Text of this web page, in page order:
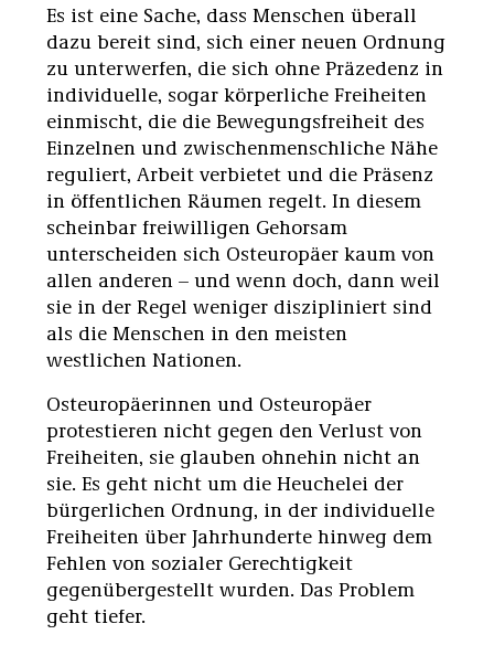
Es ist eine Sache, dass Menschen überall
dazu bereit sind, sich einer neuen Ordnung
zu unterwerfen, die sich ohne Präzedenz in
individuelle, sogar körperliche Freiheiten
einmischt, die die Bewegungsfreiheit des
Einzelnen und zwischenmenschliche Nähe
reguliert, Arbeit verbietet und die Präsenz
in öffentlichen Räumen regelt. In diesem
scheinbar freiwilligen Gehorsam
unterscheiden sich Osteuropäer kaum von
allen anderen – und wenn doch, dann weil
sie in der Regel weniger diszipliniert sind
als die Menschen in den meisten
westlichen Nationen.
Osteuropäerinnen und Osteuropäer
protestieren nicht gegen den Verlust von
Freiheiten, sie glauben ohnehin nicht an
sie. Es geht nicht um die Heuchelei der
bürgerlichen Ordnung, in der individuelle
Freiheiten über Jahrhunderte hinweg dem
Fehlen von sozialer Gerechtigkeit
gegenübergestellt wurden. Das Problem
geht tiefer.